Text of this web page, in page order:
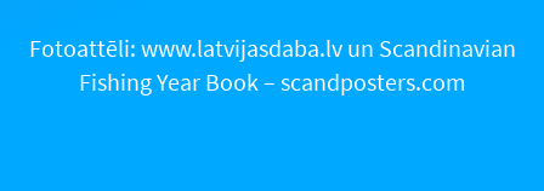
Fotoattēli: www.latvijasdaba.lv un Scandinavian
Fishing Year Book – scandposters.com